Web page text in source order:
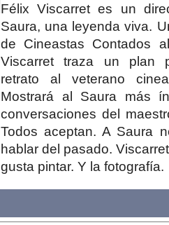
Félix Viscarret es un
Saura, una leyenda viva.
de Cineastas Contados
Viscarret traza un plan
retrato al veterano
Mostrará al Saura más
conversaciones del
Todos aceptan. A Saura
hablar del pasado.
gusta pintar. Y la fotografía.